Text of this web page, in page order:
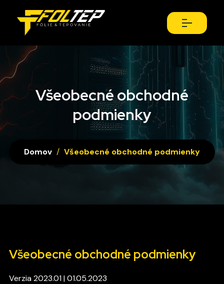
Všeobecné obchodné
podmienky
Domov / Všeobecné obchodné podmienky
Všeobecné obchodné podmienky
Verzia 2023.01 | 01.05.2023